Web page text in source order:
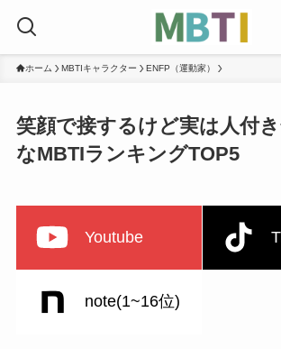
ホーム MBTIキャラクター ENFP（運動家）
笑顔で接するけど実は人付
なMBTIランキングTOP5
Youtube
note(1~16位)